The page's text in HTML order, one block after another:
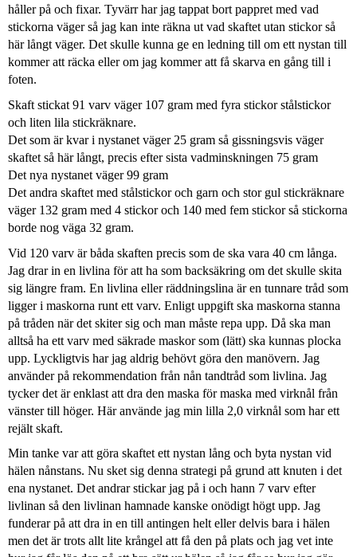
håller på och fixar. Tyvärr har jag tappat bort pappret med vad
stickorna väger så jag kan inte räkna ut vad skaftet utan stickor så
här långt väger. Det skulle kunna ge en ledning till om ett nystan till
kommer att räcka eller om jag kommer att få skarva en gång till i
foten.
Skaft stickat 91 varv väger 107 gram med fyra stickor stålstickor
och liten lila stickräknare.
Det som är kvar i nystanet väger 25 gram så gissningsvis väger
skaftet så här långt, precis efter sista vadminskningen 75 gram
Det nya nystanet väger 99 gram
Det andra skaftet med stålstickor och garn och stor gul stickräknare
väger 132 gram med 4 stickor och 140 med fem stickor så stickorna
borde nog väga 32 gram.
Vid 120 varv är båda skaften precis som de ska vara 40 cm långa.
Jag drar in en livlina för att ha som backsäkring om det skulle skita
sig längre fram. En livlina eller räddningslina är en tunnare tråd som
ligger i maskorna runt ett varv. Enligt uppgift ska maskorna stanna
på tråden när det skiter sig och man måste repa upp. Då ska man
alltså ha ett varv med säkrade maskor som (lätt) ska kunnas plocka
upp. Lyckligtvis har jag aldrig behövt göra den manövern. Jag
använder på rekommendation från nån tandtråd som livlina. Jag
tycker det är enklast att dra den maska för maska med virknål från
vänster till höger. Här använde jag min lilla 2,0 virknål som har ett
rejält skaft.
Min tanke var att göra skaftet ett nystan lång och byta nystan vid
hälen nånstans. Nu sket sig denna strategi på grund att knuten i det
ena nystanet. Det andrar stickar jag på i och hann 7 varv efter
livlinan så den livlinan hamnade kanske onödigt högt upp. Jag
funderar på att dra in en till antingen helt eller delvis bara i hälen
men det är trots allt lite krångel att få den på plats och jag vet inte